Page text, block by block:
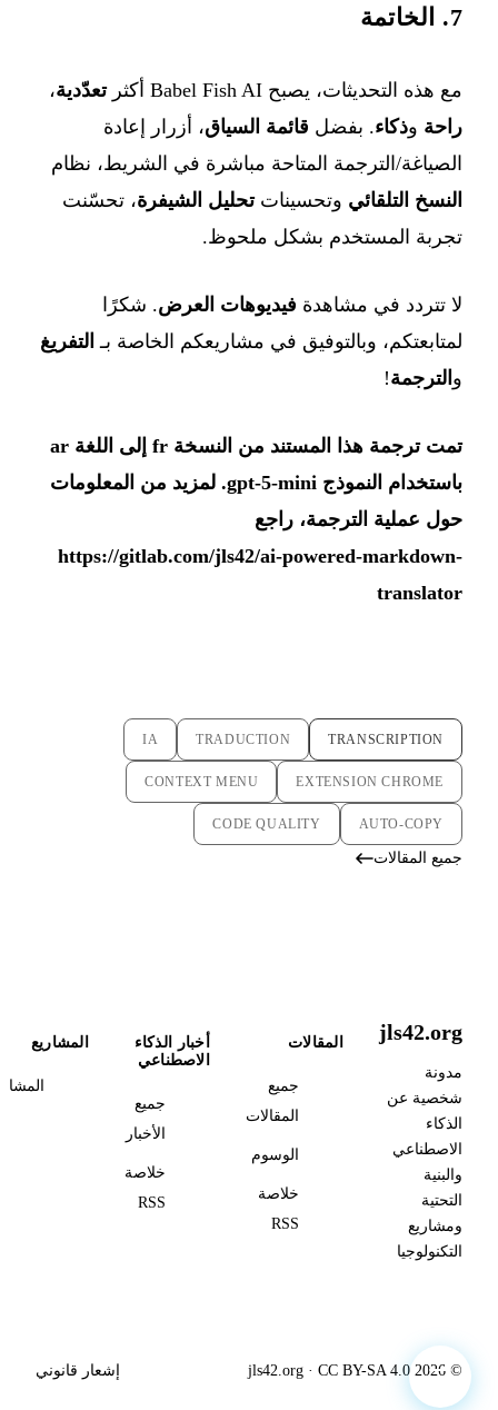
7. الخاتمة
مع هذه التحديثات، يصبح Babel Fish AI أكثر تعدّدية،
راحة وذكاء. بفضل قائمة السياق، أزرار إعادة
الصياغة/الترجمة المتاحة مباشرة في الشريط، نظام
النسخ التلقائي وتحسيناتتحليل الشيفرة، تحسّنت
تجربة المستخدم بشكل ملحوظ.
لا تتردد في مشاهدة فيديوهات العرض. شكرًا
لمتابعتكم، وبالتوفيق في مشاريعكم الخاصة بـ التفريغ
و الترجمة!
تمت ترجمة هذا المستند من النسخة fr إلى اللغة ar
باستخدام النموذج gpt-5-mini. لمزيد من المعلومات
حول عملية الترجمة، راجع
https://gitlab.com/jls42/ai-powered-markdown-
translator
TRANSCRIPTION
TRADUCTION
IA
EXTENSION CHROME
CONTEXT MENU
AUTO-COPY
CODE QUALITY
جميع المقالات
jls42.org
مدونة
شخصية عن
الذكاء
الاصطناعي
والبنية
التحتية
ومشاريع
التكنولوجيا
المقالات
جميع
المقالات
الوسوم
خلاصة
RSS
أخبار الذكاء
الاصطناعي
جميع
الأخبار
خلاصة
RSS
المشاريع
© 2026 jls42.org · CC BY-SA 4.0 إشعار قانوني